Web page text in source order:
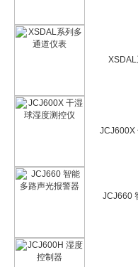
JCJ600X
JCJ660